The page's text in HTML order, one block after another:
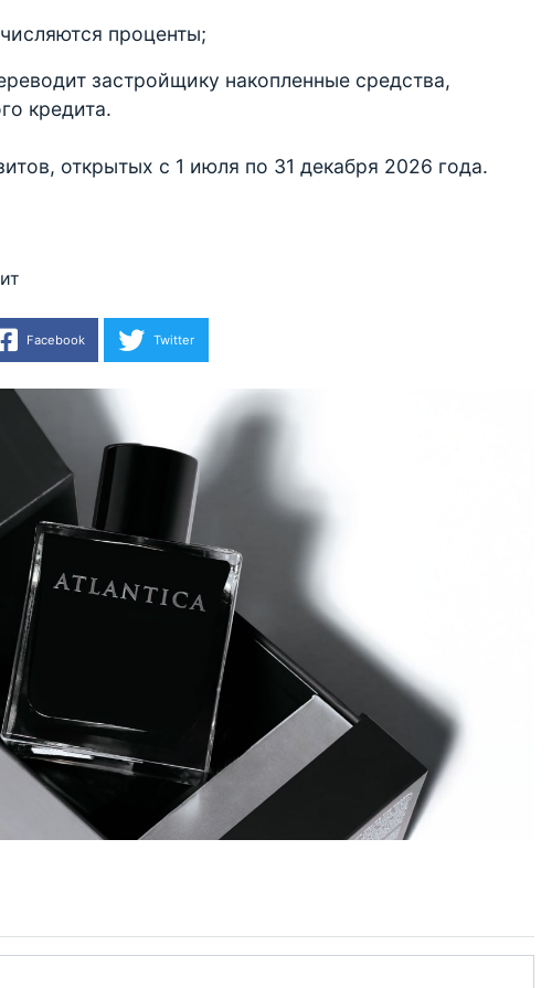
проценты;
застройщику накопленные средства,
кредита.
открытых с 1 июля по 31 декабря 2026 года.
Facebook Twitter